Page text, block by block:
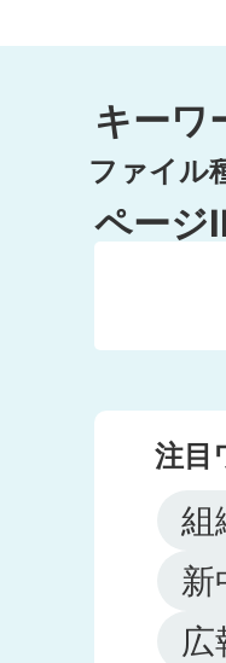
キーワ
ファイル
ページ
注目
組
新
広